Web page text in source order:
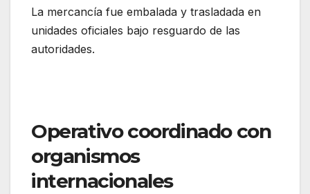
La mercancía fue embalada y trasladada en
unidades oficiales bajo resguardo de las
autoridades.
Operativo coordinado con
organismos
internacionales